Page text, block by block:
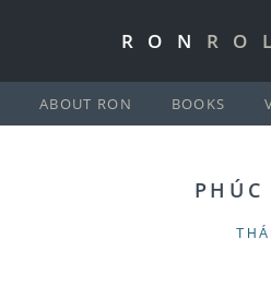
RON
ABOUT RON BOOKS